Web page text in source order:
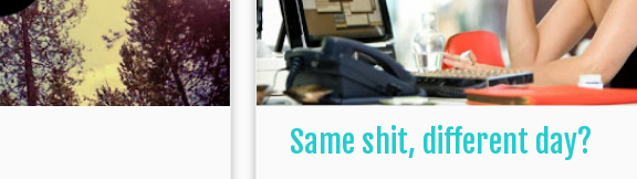
Same shit, different day?